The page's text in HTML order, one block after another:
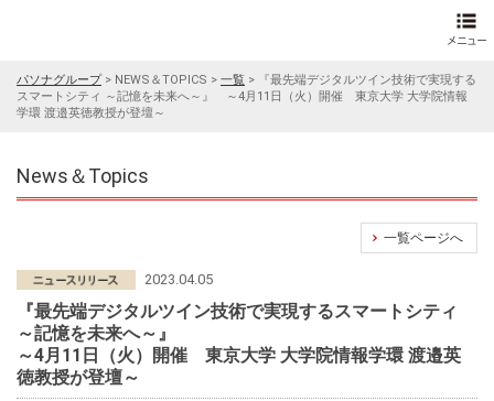
パソナグループ> NEWS＆TOPICS > 一覧 >
『最先端デジタルツイン技術で実現する
スマートシティ ～記憶を未来へ～』 ～4月11日（火）開催 東京大学 大学院情報
学環 渡邉英徳教授が登壇～
News＆Topics
一覧ページへ
2023.04.05
『最先端デジタルツイン技術で実現するスマートシティ
～記憶を未来へ～』
～4月11日（火）開催 東京大学 大学院情報学環 渡邉英
徳教授が登壇～